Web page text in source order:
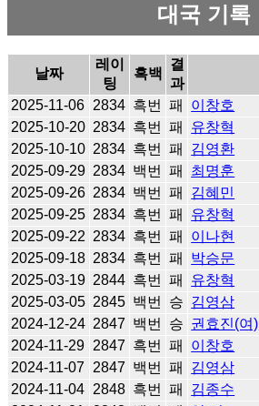
대국 기록
날짜
레이
팅
흑백
결
과
2025-11-06 2834 흑번 패 이창호
2025-10-20 2834 흑번 패 유창혁
2025-10-10 2834 흑번 패 김영환
2025-09-29 2834 백번 패 최명훈
2025-09-26 2834 백번 패 김혜민
2025-09-25 2834 흑번 패 유창혁
2025-09-22 2834 흑번 패 이나현
2025-09-18 2834 흑번 패 박승문
2025-03-19 2844 흑번 패 유창혁
2025-03-05 2845 백번 승 김영삼
2024-12-24 2847 백번 승 권효진(여)
2024-11-29 2847 흑번 패 이창호
2024-11-07
2847 백번 패 김영삼
2024-11-04 2848 흑번 패 김종수